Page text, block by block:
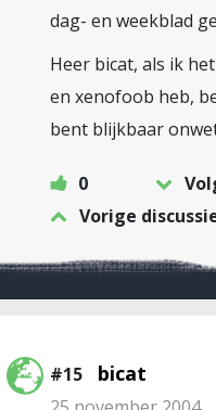
dag- en weekblad
Heer bicat, als ik
en xenofoob heb,
bent blijkbaar
0
Vorige
#15 bicat